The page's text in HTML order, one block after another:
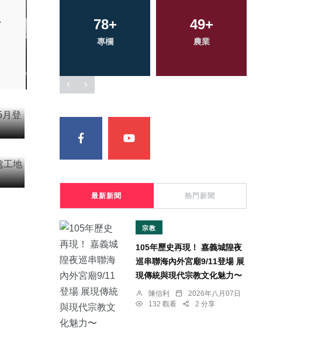
78+
專欄
49+
農業
475+
綜合新聞
264+
社會
最新新聞 熱門新聞
宗教
105年歷史再現！ 嘉義城隍夜
巡串聯海內外宮廟9/11登場 展
現傳統與現代宗教文化魅力〜
陳信利
2026年八月07日
132 觀看
2 分享